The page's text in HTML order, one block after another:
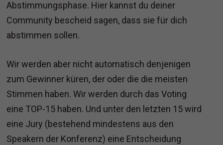
Abstimmungsphase. Hier kannst du deiner
Community bescheid sagen, dass sie für dich
abstimmen sollen.
Wir werden aber nicht automatisch denjenigen
zum Gewinner küren, der oder die die meisten
Stimmen haben. Wir werden durch das Voting
eine TOP-15 haben. Und unter den letzten 15 wird
eine Jury (bestehend mindestens aus den
Speakern der Konferenz) eine Entscheidung